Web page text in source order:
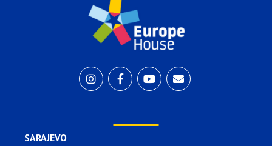
SARAJEVO